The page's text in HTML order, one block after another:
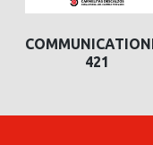
420